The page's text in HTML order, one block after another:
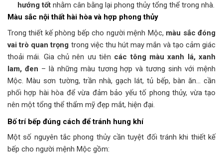
hướng tốtnhằm cân bằng lại phong thủy tổng thể trong nhà.
Màu sắc nội thất hài hòa và hợp phong thủy
Trong thiết kế phòng bếp cho người mệnh Mộc, màu sắc đóng
vai trò quan trọng trong việc thu hút may mắn và tạo cảm giác
thoải mái. Gia chủ nên ưu tiên các tông màu xanh lá, xanh
lam, đen – là những màu tương hợp và tương sinh với mệnh
Mộc. Màu sơn tường, trần nhà, gạch lát, tủ bếp, bàn ăn… cần
phối hợp hài hòa để vừa đảm bảo yếu tố phong thủy, vừa tạo
nên một tổng thể thẩm mỹ đẹp mắt, hiện đại.
Bố trí bếp đúng cách để tránh hung khí
Một số nguyên tắc phong thủy cần tuyệt đối tránh khi thiết kế
bếp cho người mệnh Mộc gồm: